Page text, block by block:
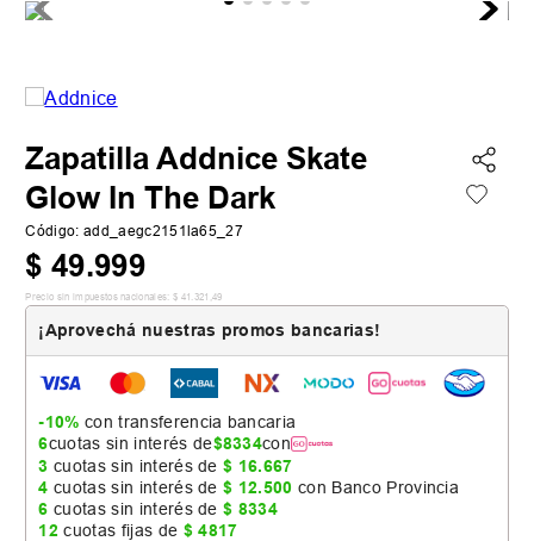
Zapatilla Addnice Skate
Glow In The Dark
Código: add_aegc2151la65_27
$ 49.999
Precio sin impuestos nacionales: $ 41 .321 ,49
¡Aprovechá nuestras promos bancarias!
-10% con transferencia bancaria
6cuotas sin interés de$8334con
3 cuotas sin interés de$ 16.667
4 cuotas sin interés de$ 12.500 con Banco Provincia
6 cuotas sin interés de$ 8334
12 cuotas fijas de $ 4817